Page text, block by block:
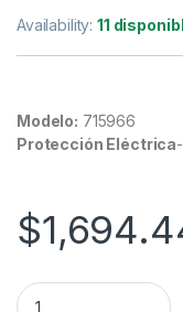
Availability:11
Modelo: 715966
Protección Eléctrica
$
Marco de Bastidor